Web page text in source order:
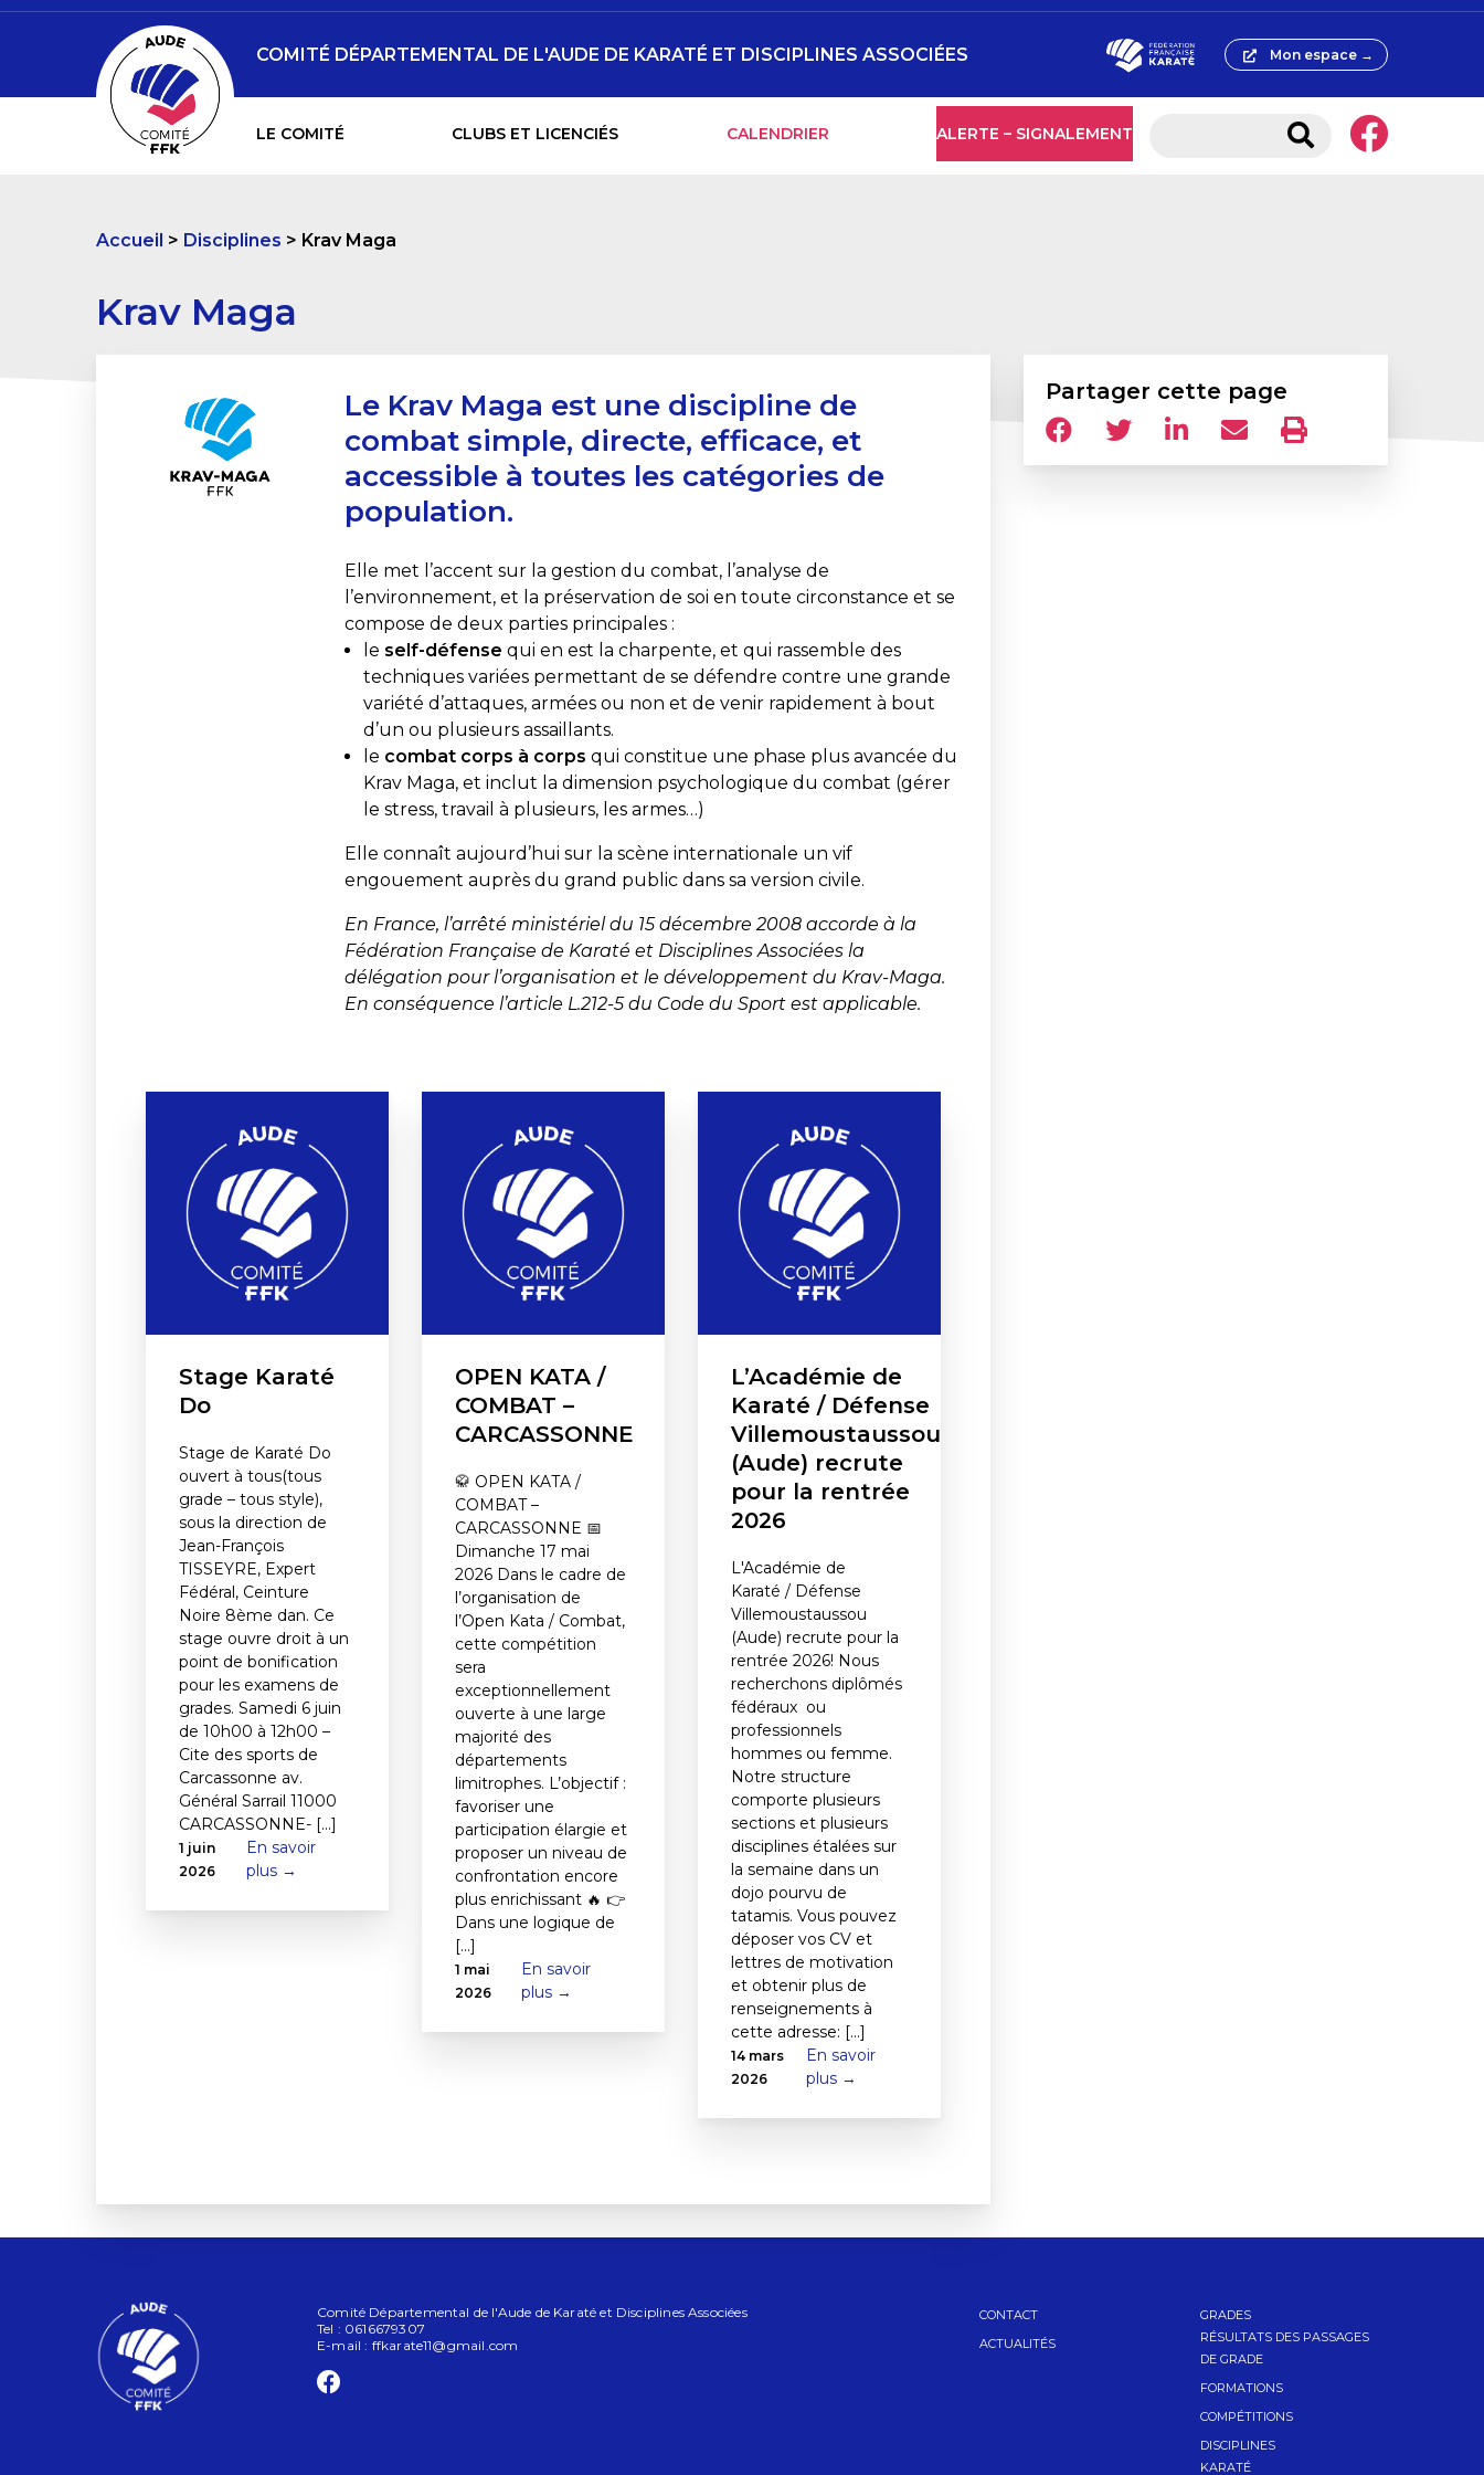
LE COMITÉ CLUBS ET LICENCIÉS CALENDRIER ALERTE – SIGNALEMENT
COMITÉ DÉPARTEMENTAL DE L'AUDE DE KARATÉ ET DISCIPLINES ASSOCIÉES Mon espace →
Accueil Disciplines Krav Maga
Krav Maga
Le Krav Maga est une discipline de
combat simple, directe, efficace, et
accessible à toutes les catégories de
population.
Elle met l’accent sur la gestion du combat, l’analyse de
l’environnement, et la préservation de soi en toute circonstance et se
compose de deux parties principales :
le self-défense qui en est la charpente, et qui rassemble des
techniques variées permettant de se défendre contre une grande
variété d’attaques, armées ou non et de venir rapidement à bout
d’un ou plusieurs assaillants.
le combat corps à corps qui constitue une phase plus avancée du
Krav Maga, et inclut la dimension psychologique du combat (gérer
le stress, travail à plusieurs, les armes…)
Elle connaît aujourd’hui sur la scène internationale un vif
engouement auprès du grand public dans sa version civile.
En France, l’arrêté ministériel du 15 décembre 2008 accorde à la
Fédération Française de Karaté et Disciplines Associées la
délégation pour l’organisation et le développement du Krav-Maga.
En conséquence l’article L.212-5 du Code du Sport est applicable.
Stage Karaté
Do
Stage de Karaté Do
ouvert à tous(tous
grade – tous style),
sous la direction de
Jean-François
TISSEYRE, Expert
Fédéral, Ceinture
Noire 8ème dan. Ce
stage ouvre droit à un
point de bonification
pour les examens de
grades. Samedi 6 juin
de 10h00 à 12h00 –
Cite des sports de
Carcassonne av.
Général Sarrail 11000
CARCASSONNE- [...]
1 juin
2026
En savoir
plus →
OPEN KATA /
COMBAT –
CARCASSONNE
🥋 OPEN KATA /
COMBAT –
CARCASSONNE 📅
Dimanche 17 mai
2026 Dans le cadre de
l’organisation de
l’Open Kata / Combat,
cette compétition
sera
exceptionnellement
ouverte à une large
majorité des
départements
limitrophes. L’objectif :
favoriser une
participation élargie et
proposer un niveau de
confrontation encore
plus enrichissant 🔥 👉
Dans une logique de
[...]
1 mai
2026
En savoir
plus →
L’Académie de
Karaté / Défense
Villemoustaussou
(Aude) recrute
pour la rentrée
2026
L'Académie de
Karaté / Défense
Villemoustaussou
(Aude) recrute pour la
rentrée 2026! Nous
recherchons diplômés
fédéraux ou
professionnels
hommes ou femme.
Notre structure
comporte plusieurs
sections et plusieurs
disciplines étalées sur
la semaine dans un
dojo pourvu de
tatamis. Vous pouvez
déposer vos CV et
lettres de motivation
et obtenir plus de
renseignements à
cette adresse: [...]
14 mars
2026
En savoir
plus →
Partager cette page
Comité Départemental de l'Aude de Karaté et Disciplines Associées
Tel : 0616679307
E-mail : ffkarate11@gmail.com
CONTACT
ACTUALITÉS
GRADES
RÉSULTATS DES PASSAGES
DE GRADE
FORMATIONS
COMPÉTITIONS
DISCIPLINES
KARATÉ